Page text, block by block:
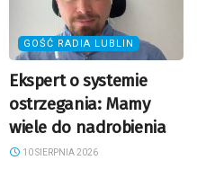
GOŚĆ RADIA LUBLIN
Ekspert o systemie
ostrzegania: Mamy
wiele do nadrobienia
10 SIERPNIA 2026